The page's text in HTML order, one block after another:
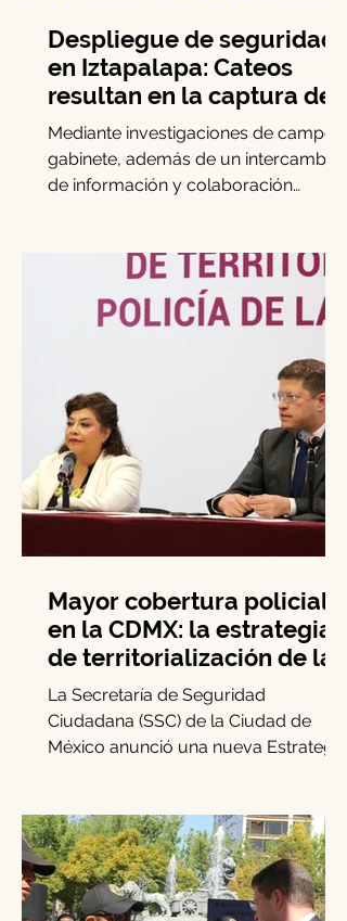
Despliegue de seguridad
en Iztapalapa: Cateos
resultan en la captura de
cinco personas y el
decomiso de drogas
Mediante investigaciones de campo y
gabinete, además de un intercambio
interinstitucional, elementos de la...
Mayor cobertura policial
en la CDMX: la estrategia
de territorialización de la
SSC
La Secretaría de Seguridad
de Territorialización de la Policía.
Este...